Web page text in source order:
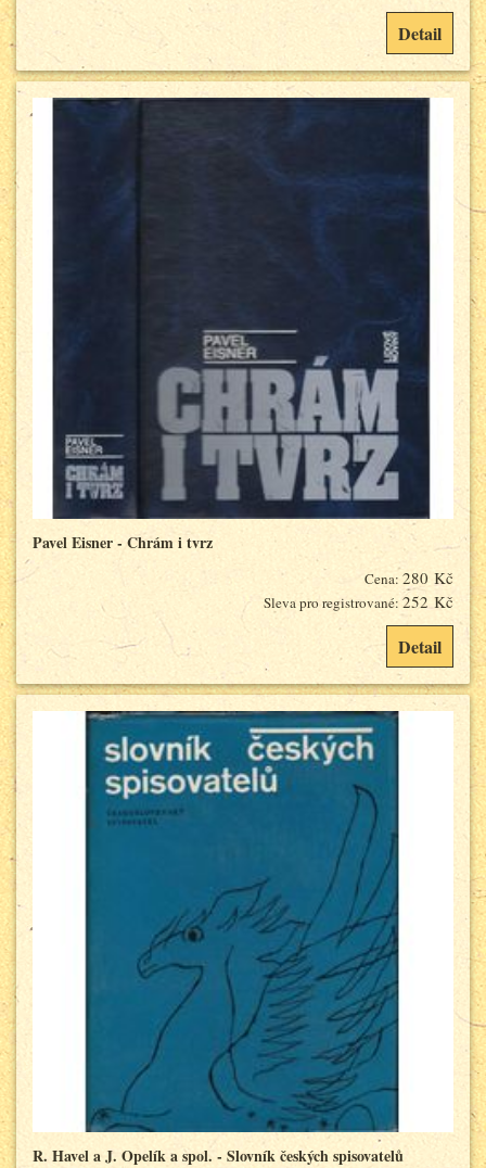
Detail
Pavel Eisner - Chrám i tvrz
Cena: 280 Kč
Sleva pro registrované: 252 Kč
Detail
R. Havel a J. Opelík a spol. - Slovník českých spisovatelů